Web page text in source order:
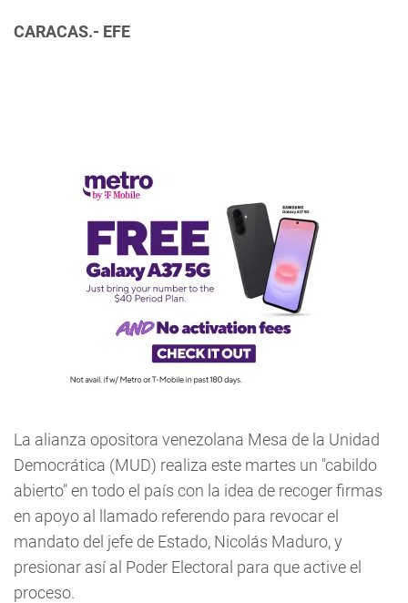
CARACAS.- EFE
La alianza opositora venezolana Mesa de la Unidad
Democrática (MUD) realiza este martes un "cabildo
abierto" en todo el país con la idea de recoger firmas
en apoyo al llamado referendo para revocar el
mandato del jefe de Estado, Nicolás Maduro, y
presionar así al Poder Electoral para que active el
proceso.